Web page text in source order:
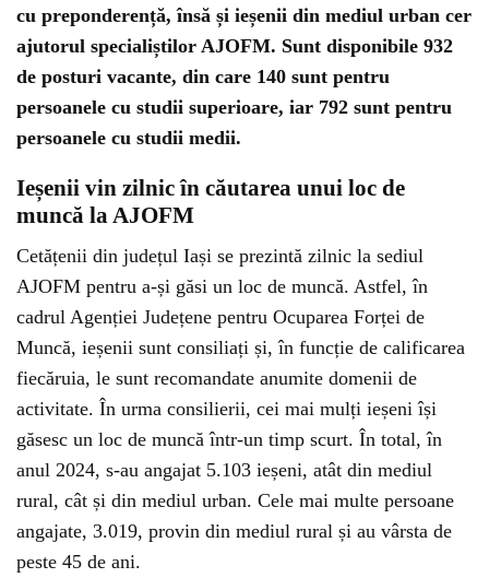
cu preponderență, însă și ieșenii din mediul urban cer
ajutorul specialiștilor AJOFM. Sunt disponibile 932
de posturi vacante, din care 140 sunt pentru
persoanele cu studii superioare, iar 792 sunt pentru
persoanele cu studii medii.
Ieșenii vin zilnic în căutarea unui loc de
muncă la AJOFM
Cetățenii din județul Iași se prezintă zilnic la sediul
AJOFM pentru a-și găsi un loc de muncă. Astfel, în
cadrul Agenției Județene pentru Ocuparea Forței de
Muncă, ieșenii sunt consiliați și, în funcție de calificarea
fiecăruia, le sunt recomandate anumite domenii de
activitate. În urma consilierii, cei mai mulți ieșeni își
găsesc un loc de muncă într-un timp scurt. În total, în
anul 2024, s-au angajat 5.103 ieșeni, atât din mediul
rural, cât și din mediul urban. Cele mai multe persoane
angajate, 3.019, provin din mediul rural și au vârsta de
peste 45 de ani.